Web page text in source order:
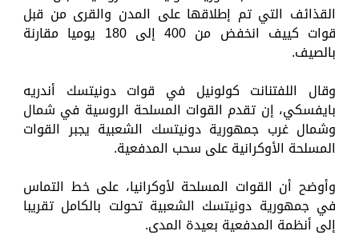
القذائف التي تم إطلاقها على المدن والقرى من قبل
قوات كييف انخفض من 400 إلى 180 يوميا مقارنة
بالصيف.
وقال اللفتنانت كولونيل في قوات دونيتسك أندريه
بايفسكي، إن تقدم القوات المسلحة الروسية في شمال
وشمال غرب جمهورية دونيتسك الشعبية يجبر القوات
المسلحة الأوكرانية على سحب المدفعية.
وأوضح أن القوات المسلحة لأوكرانيا، على خط التماس
في جمهورية دونيتسك الشعبية تحولت بالكامل تقريبا
إلى أنظمة المدفعية بعيدة المدى.